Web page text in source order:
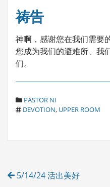
祷告
神啊，感谢您在我们需要
您成为我们的避难所、我
们。
C
A
E
PASTOR NI
T
DEVOTION, UPPER ROOM
Post
5/14/24 活出美好